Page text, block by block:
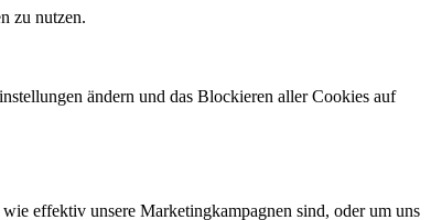
zu nutzen.
ändern und das Blockieren aller Cookies auf
effektiv unsere Marketingkampagnen sind, oder um uns